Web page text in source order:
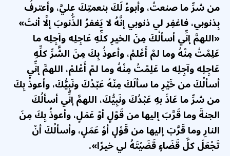
من شرِّ ما صنعتُ، وأبوءُ لَكَ بنعمتِكَ عليَّ، وأعترفُ
بِذنوبي، فاغفِر لي ذنوبي إنَّهُ لا يَغفرُ الذُّنوبَ إلَّا أنتَ»
«اللهمَّ إنِّي أسألُكَ مِنَ الخيرِ كلِّهِ عَاجِلِه وآجِلِه ما
عَلِمْتُ مِنْهُ وما لمْ أَعْلمْ، وأعوذُ بِكَ مِنَ الشَّرِّ كلِّهِ
عَاجِلِه وآجِلِه ما عَلِمْتُ مِنْهُ وما لمْ أَعْلمْ، اللهمَّ إنِّي
أسألُكَ من خَيْرِ ما سألَكَ مِنْهُ عَبْدُكَ ونَبِيُّكَ، وأعوذُ بِكَ
من شرِّ ما عَاذَ بهِ عَبْدُكَ ونَبِيُّكَ، اللهمَّ إنِّي أسألُكَ
الجنةَ وما قَرَّبَ إليها من قَوْلٍ أوْ عَمَلٍ، وأعوذُ بِكَ مِنَ
النارِ وما قَرَّبَ إليها من قَوْلٍ أوْ عَمَلٍ، وأسألُكَ أنْ
تَجْعَلَ كلَّ قَضَاءٍ قَضَيْتَهُ لي خيرًا».